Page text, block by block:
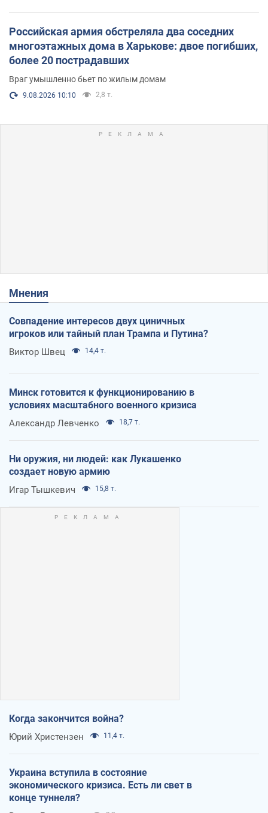
Российская армия обстреляла два соседних
многоэтажных дома в Харькове: двое погибших,
более 20 пострадавших
Враг умышленно бьет по жилым домам
9.08.2026 10:10 2,8 т.
Мнения
Совпадение интересов двух циничных
игроков или тайный план Трампа и Путина?
Виктор Швец 14,4 т.
Минск готовится к функционированию в
условиях масштабного военного кризиса
Александр Левченко 18,7 т.
Ни оружия, ни людей: как Лукашенко
создает новую армию
Игар Тышкевич 15,8 т.
Когда закончится война?
Юрий Христензен 11,4 т.
Украина вступила в состояние
экономического кризиса. Есть ли свет в
конце туннеля?